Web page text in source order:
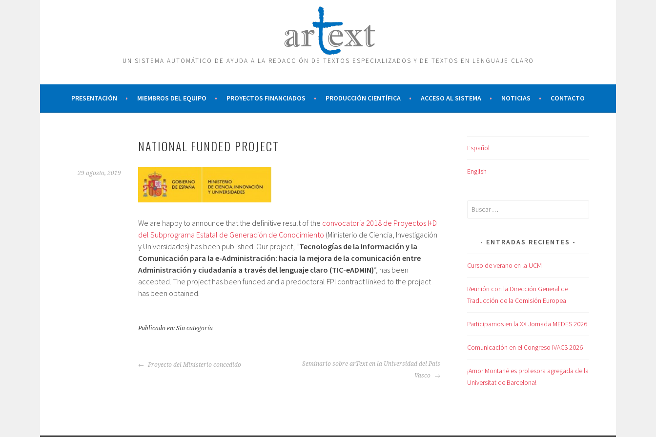
UN SISTEMA AUTOMÁTICO DE AYUDA A LA REDACCIÓN DE TEXTOS ESPECIALIZADOS Y DE TEXTOS EN LENGUAJE CLARO
PRESENTACIÓN MIEMBROS DEL EQUIPO PROYECTOS FINANCIADOS PRODUCCIÓN CIENTÍFICA ACCESO AL SISTEMA NOTICIAS CONTACTO
NATIONAL FUNDED PROJECT
29 agosto, 2019
We are happy to announce that the definitive result of the convocatoria 2018 de Proyectos I+D
del Subprograma Estatal de Generación de Conocimiento (Ministerio de Ciencia, Investigación
y Universidades) has been published. Our project, “Tecnologías de la Información y la
Comunicación para la e-Administración: hacia la mejora de la comunicación entre
Administración y ciudadanía a través del lenguaje claro (TIC-eADMIN)”, has been
accepted. The project has been funded and a predoctoral FPI contract linked to the project
has been obtained.
Publicado en: Sin categoría
NAVEGACIÓN
Proyecto del Ministerio concedido
Seminario sobre arText en la Universidad del País
Vasco
Español
English
Buscar:
ENTRADAS RECIENTES
Curso de verano en la UCM
Reunión con la Dirección General de
Traducción de la Comisión Europea
Participamos en la XX Jornada MEDES 2026
Comunicación en el Congreso IVACS 2026
¡Amor Montané es profesora agregada de la
Universitat de Barcelona!